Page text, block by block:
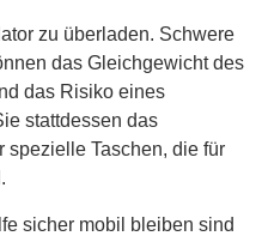
zu überladen. Schwere
das Gleichgewicht des
das Risiko eines
stattdessen das
spezielle Taschen, die für
sicher mobil bleiben sind